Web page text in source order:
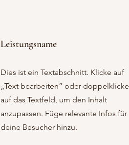
Leistungsname
Dies ist ein Textabschnitt. Klicke auf
„Text bearbeiten” oder doppelklicke
auf das Textfeld, um den Inhalt
anzupassen. Füge relevante Infos für
deine Besucher hinzu.